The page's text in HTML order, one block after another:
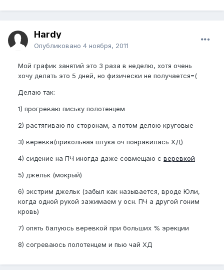
Hardy
Опубликовано 4 ноября, 2011
Мой график занятий это 3 раза в неделю, хотя очень
хочу делать это 5 дней, но физически не получается=(
Делаю так:
1) прогреваю письку полотенцем
2) растягиваю по сторонам, а потом делою круговые
3) веревка(прикольная штука оч понравилась ХД)
4) сидение на ПЧ иногда даже совмещаю с веревкой
5) джельк (мокрый)
6) экстрим джельк (забыл как называется, вроде Юли,
когда одной рукой зажимаем у осн. ПЧ а другой гоним
кровь)
7) опять балуюсь веревкой при больших % эрекции
8) согреваюсь полотенцем и пью чай ХД